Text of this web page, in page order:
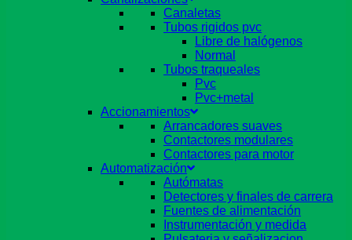
Canaletas
Tubos rigidos pvc
Libre de halógenos
Normal
Tubos traqueales
Pvc
Pvc+metal
Accionamientos
Arrancadores suaves
Contactores modulares
Contactores para motor
Automatización
Autómatas
Detectores y finales de carrera
Fuentes de alimentación
Instrumentación y medida